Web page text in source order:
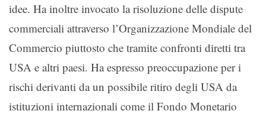
idee. Ha inoltre invocato la risoluzione delle dispute
commerciali attraverso l’Organizzazione Mondiale del
Commercio piuttosto che tramite confronti diretti tra
USA e altri paesi. Ha espresso preoccupazione per i
rischi derivanti da un possibile ritiro degli USA da
istituzioni internazionali come il Fondo Monetario